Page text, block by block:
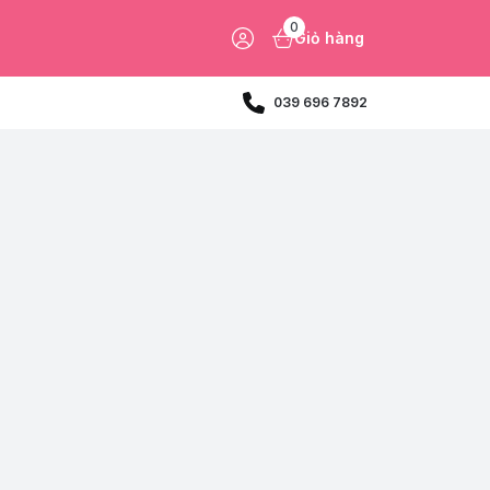
0
Giỏ hàng
039 696 7892